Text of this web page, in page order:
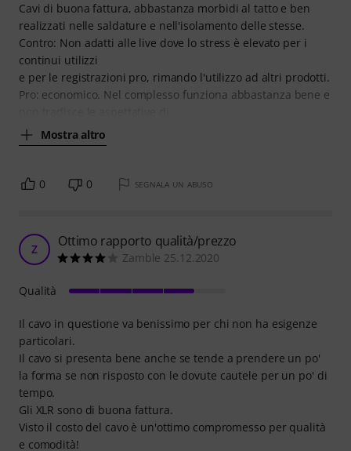
Cavi di buona fattura, abbastanza morbidi al tatto e ben
realizzati nelle saldature e nell'isolamento delle stesse.
Contro: Non adatti alle live dove lo stress è elevato per i
continui utilizzi
e per le registrazioni pro, rimando l'utilizzo ad altri prodotti.
Pro: economico. Nel complesso funziona abbastanza bene e
Mostra altro
0 0 SEGNALA UN ABUSO
Z Ottimo rapporto qualità/prezzo
Zamble 25.12.2020
Il cavo in questione va benissimo per chi non ha esigenze
particolari.
Il cavo si presenta bene anche se tende a prendere un po'
la forma se non risposto con le dovute cautele per un po' di
tempo.
Gli XLR sono di buona fattura.
Visto il costo del cavo è un'ottimo compromesso per qualità
e comodità!
Qualità